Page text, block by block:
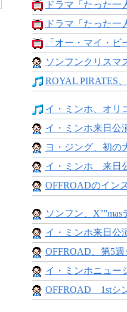
ドラマ「たった一
ドラマ「たった一
「オー・マイ・ビ
ソンフンクリスマ
ROYAL PIRATES
イ・ミンホ、オリ
イ・ミンホ来日公
ヨ・ジング、初の
イ・ミンホ 来日
OFFROADのイン
ソンフン、X''''mas
イ・ミンホ来日公
OFFROAD、第5
イ・ミンホニュー
OFFROAD 1stシ